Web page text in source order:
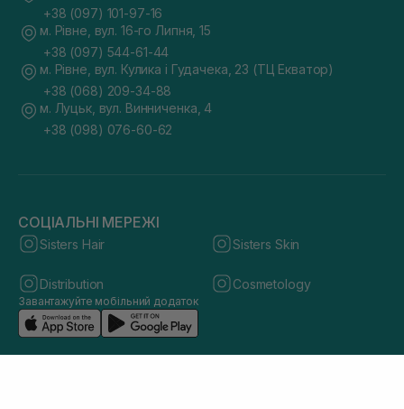
+38 (097) 101-97-16
м. Рівне, вул. 16-го Липня, 15
+38 (097) 544-61-44
м. Рівне, вул. Кулика і Гудачека, 23 (ТЦ Екватор)
+38 (068) 209-34-88
м. Луцьк, вул. Винниченка, 4
+38 (098) 076-60-62
СОЦІАЛЬНІ МЕРЕЖІ
Sisters Hair Sisters Skin
Distribution Cosmetology
Завантажуйте мобільний додаток